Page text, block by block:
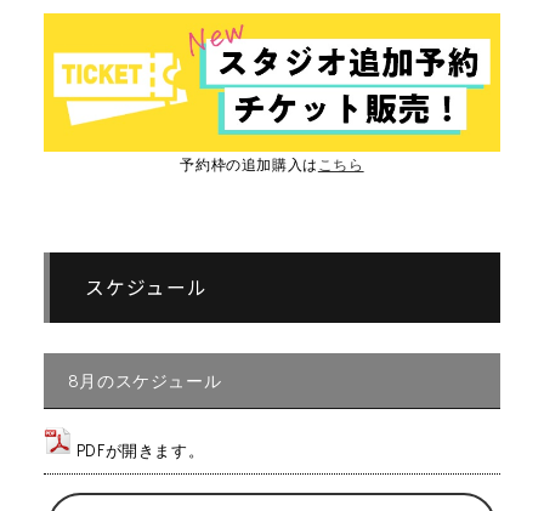
予約枠の追加購入はこちら
スケジュール
8月のスケジュール
PDFが開きます。